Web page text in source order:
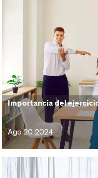
Importancia del
Ago 20 2024